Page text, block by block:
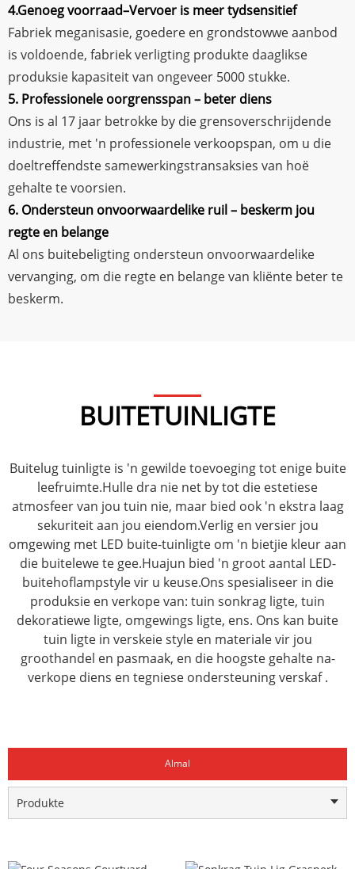
4.Genoeg voorraad–Vervoer is meer tydsensitief
Fabriek meganisasie, goedere en grondstowwe aanbod
is voldoende, fabriek verligting produkte daaglikse
produksie kapasiteit van ongeveer 5000 stukke.
5. Professionele oorgrensspan – beter diens
Ons is al 17 jaar betrokke by die grensoverschrijdende
industrie, met 'n professionele verkoopspan, om u die
doeltreffendste samewerkingstransaksies van hoë
gehalte te voorsien.
6. Ondersteun onvoorwaardelike ruil – beskerm jou
regte en belange
Al ons buitebeligting ondersteun onvoorwaardelike
vervanging, om die regte en belange van kliënte beter te
beskerm.
BUITETUINLIGTE
Buitelug tuinligte is 'n gewilde toevoeging tot enige buite
leefruimte.Hulle dra nie net by tot die estetiese
atmosfeer van jou tuin nie, maar bied ook 'n ekstra laag
sekuriteit aan jou eiendom.Verlig en versier jou
omgewing met LED buite-tuinligte om 'n bietjie kleur aan
die buitelewe te gee.Huajun bied 'n groot aantal LED-
buitehoflampstyle vir u keuse.Ons spesialiseer in die
produksie en verkope van: tuin sonkrag ligte, tuin
dekoratiewe ligte, omgewings ligte, ens. Ons kan buite
tuin ligte in verskeie style en materiale vir jou
groothandel en pasmaak, en die hoogste gehalte na-
verkope diens en tegniese ondersteuning verskaf .
Almal
Produkte